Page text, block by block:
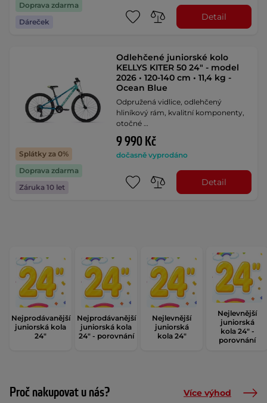
Doprava zdarma
Dáreček
Detail
Splátky za 0%
Doprava zdarma
Záruka 10 let
Odlehčené juniorské kolo
KELLYS KITER 50 24" - model
2026 • 120-140 cm • 11,4 kg -
Ocean Blue
Odpružená vidlice, odlehčený
hliníkový rám, kvalitní komponenty,
otočné …
9 990 Kč
dočasně vyprodáno
Detail
Nejprodávanější
juniorská kola
24"
Nejprodávanější
juniorská kola
24" - porovnání
Nejlevnější
juniorská
kola 24"
Nejlevnější
juniorská
kola 24" -
porovnání
Proč nakupovat u nás? Více výhod